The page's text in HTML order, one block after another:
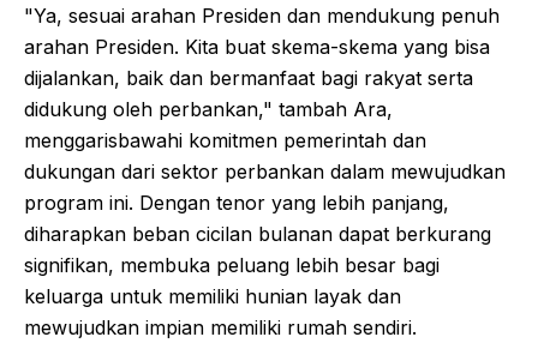
"Ya, sesuai arahan Presiden dan mendukung penuh
arahan Presiden. Kita buat skema-skema yang bisa
dijalankan, baik dan bermanfaat bagi rakyat serta
didukung oleh perbankan," tambah Ara,
menggarisbawahi komitmen pemerintah dan
dukungan dari sektor perbankan dalam mewujudkan
program ini. Dengan tenor yang lebih panjang,
diharapkan beban cicilan bulanan dapat berkurang
signifikan, membuka peluang lebih besar bagi
keluarga untuk memiliki hunian layak dan
mewujudkan impian memiliki rumah sendiri.